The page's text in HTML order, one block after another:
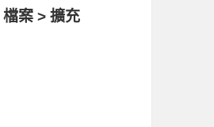
檔案 > 擴充